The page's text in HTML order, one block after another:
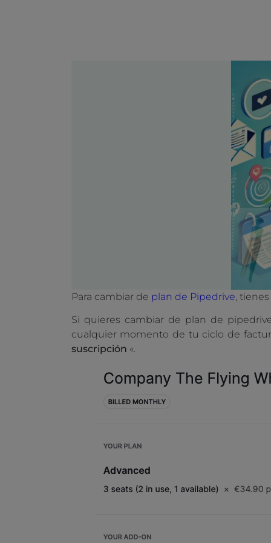
Para cambiar de plan de Pipedrive ,
Si quieres cambiar de plan de
cualquier momento de tu ciclo de
suscripción «.